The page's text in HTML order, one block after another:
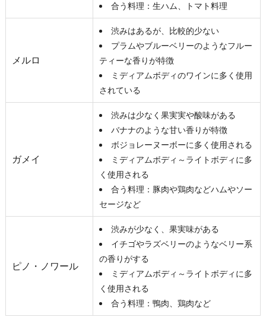
合う料理：生ハム、トマト料理
メルロ
渋みはあるが、比較的少ない
プラムやブルーベリーのようなフルー
ティーな香りが特徴
ミディアムボディのワインに多く使用
されている
ガメイ
渋みは少なく果実実や酸味がある
バナナのような甘い香りが特徴
ボジョレーヌーボーに多く使用される
ミディアムボディ～ライトボディに多
く使用される
合う料理：豚肉や鶏肉などハムやソー
セージなど
ピノ・ノワール
渋みが少なく、果実味がある
イチゴやラズベリーのようなベリー系
の香りがする
ミディアムボディ～ライトボディに多
く使用される
合う料理：鴨肉、鶏肉など